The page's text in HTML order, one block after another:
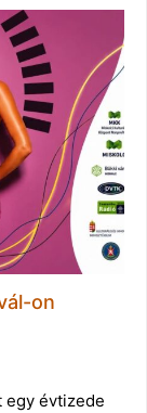
on
egy évtizede